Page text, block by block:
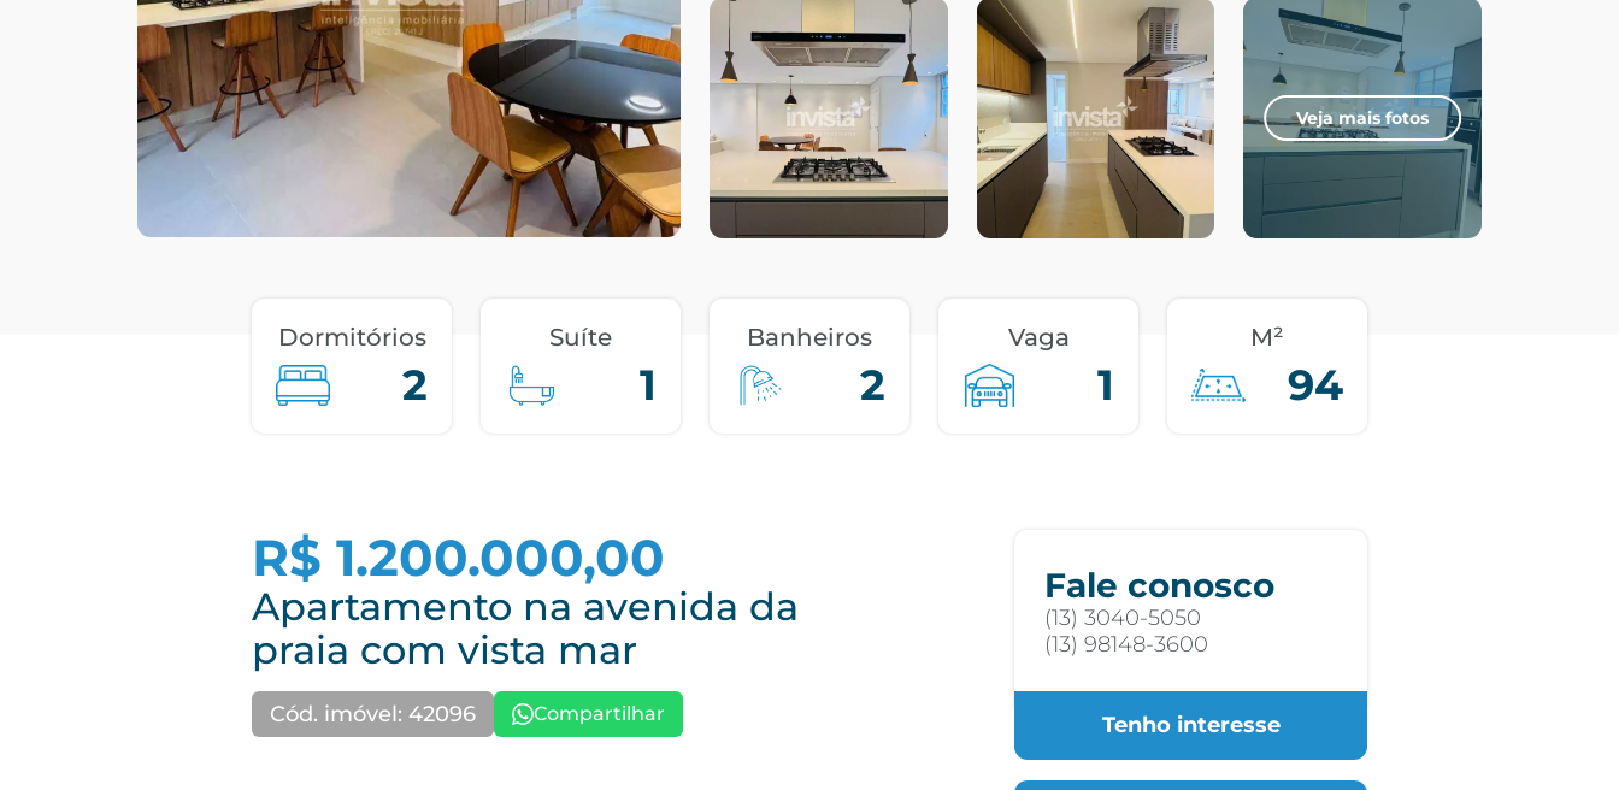
Veja mais fotos
Dormitórios
2
Suíte
1
Banheiros
2
Vaga
1
M²
94
R$ 1.200.000,00
Apartamento na avenida da
praia com vista mar
Cód. imóvel: 42096 Compartilhar
Fale conosco
(13) 3040-5050
(13) 98148-3600
Tenho interesse